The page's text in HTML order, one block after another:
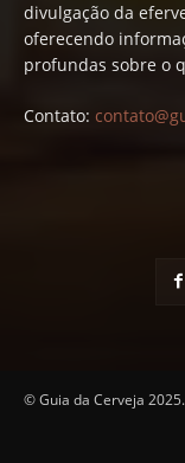
divulgação da
oferecendo
profundas sobre o
Contato:
© Guia da Cerveja